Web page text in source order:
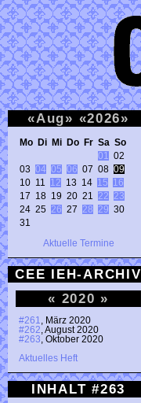
«Aug» «2026»
Mo Di Mi Do Fr Sa So
01
02
03 04 05 06 07 08 09
10 11 12 13 14 15
16
17 18 19 20 21 22
23
24 25 26 27 28 29 30
31
Aktuelle Termine
CEE IEH-ARCHIV
« 2020 »
#261
, März 2020
#262 , August 2020
#263 , Oktober 2020
Aktuelles Heft
INHALT #263